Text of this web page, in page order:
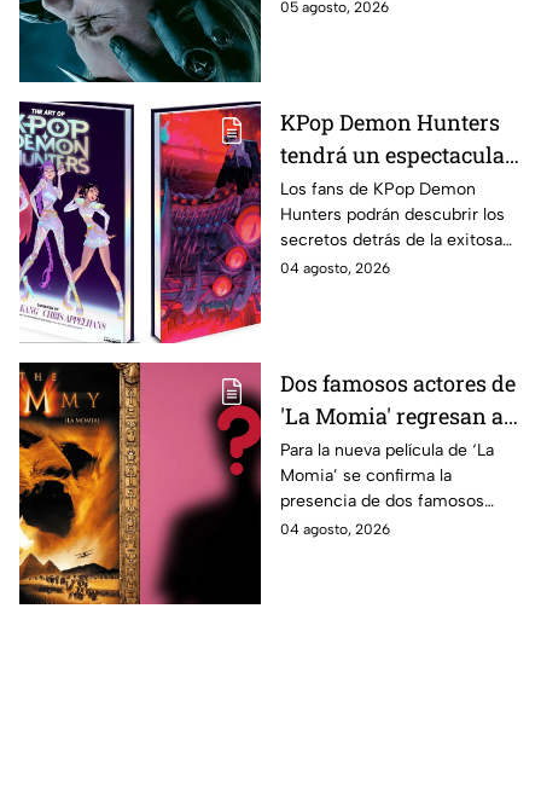
05 agosto, 2026
KPop Demon Hunters
tendrá un espectacular
libro de arte con más de
500 ilustraciones
inéditas: ¿se venderá
en México?
Los fans de KPop Demon
Hunters podrán descubrir los
secretos detrás de la exitosa
película gracias a un nuevo
04 agosto, 2026
Dos famosos actores de
'La Momia' regresan a
la nueva película;
descubre de quiénes se
tratan
Para la nueva película de ‘La
Momia’ se confirma la
presencia de dos famosos
actores, ya se dio a conocer
04 agosto, 2026